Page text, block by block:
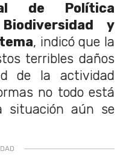
de Política
y
, indicó que la
terribles daños
de la actividad
no todo está
situación aún se